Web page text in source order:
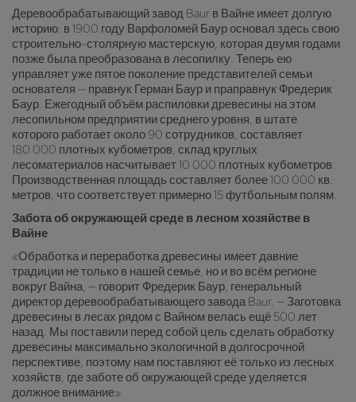
Деревообрабатывающий завод Baur в Вайне имеет долгую
историю: в 1900 году Варфоломей Баур основал здесь свою
строительно-столярную мастерскую, которая двумя годами
позже была преобразована в лесопилку. Теперь ею
управляет уже пятое поколение представителей семьи
основателя — правнук Герман Баур и праправнук Фредерик
Баур. Ежегодный объём распиловки древесины на этом
лесопильном предприятии среднего уровня, в штате
которого работает около 90 сотрудников, составляет
180 000 плотных кубометров, склад круглых
лесоматериалов насчитывает 10 000 плотных кубометров.
Производственная площадь составляет более 100 000 кв.
метров, что соответствует примерно 15 футбольным полям.
Забота об окружающей среде в лесном хозяйстве в
Вайне
«Обработка и переработка древесины имеет давние
традиции не только в нашей семье, но и во всём регионе
вокруг Вайна, — говорит Фредерик Баур, генеральный
директор деревообрабатывающего завода Baur. — Заготовка
древесины в лесах рядом с Вайном велась ещё 500 лет
назад. Мы поставили перед собой цель сделать обработку
древесины максимально экологичной в долгосрочной
перспективе, поэтому нам поставляют её только из лесных
хозяйств, где заботе об окружающей среде уделяется
должное внимание».